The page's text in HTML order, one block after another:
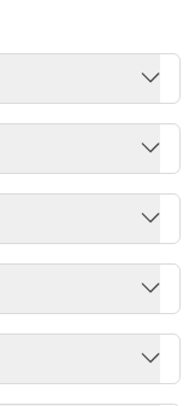
Ja
Ja
Ja
Ja
Ja
Ja
40
Ja